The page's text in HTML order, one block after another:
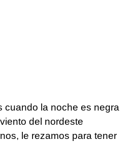
cuando la noche es negra
del nordeste
le rezamos para tener